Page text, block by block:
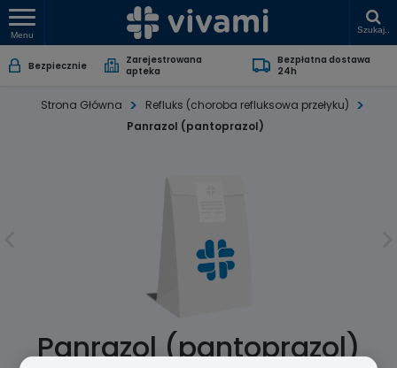
Menu
Szukaj..
Bezpiecznie
Zarejestrowana
apteka
Bezpłatna dostawa
24h
Strona Główna
Refluks (choroba refluksowa przełyku)
Panrazol (pantoprazol)
Panrazol (pantoprazol)